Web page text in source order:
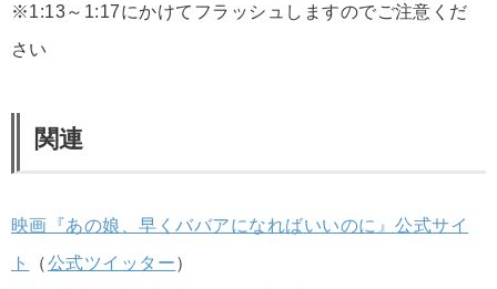
※1:13～1:17にかけてフラッシュしますのでご注意くだ
さい
関連
映画『あの娘、早くババアになればいいのに』公式サイ
ト
（公式ツイッター）